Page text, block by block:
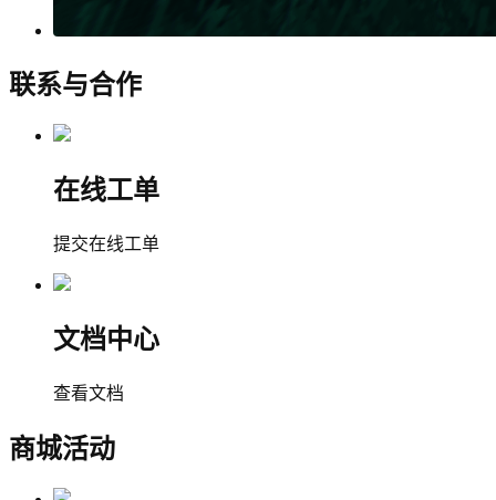
联系与合作
在线工单
提交在线工单
文档中心
查看文档
商城活动